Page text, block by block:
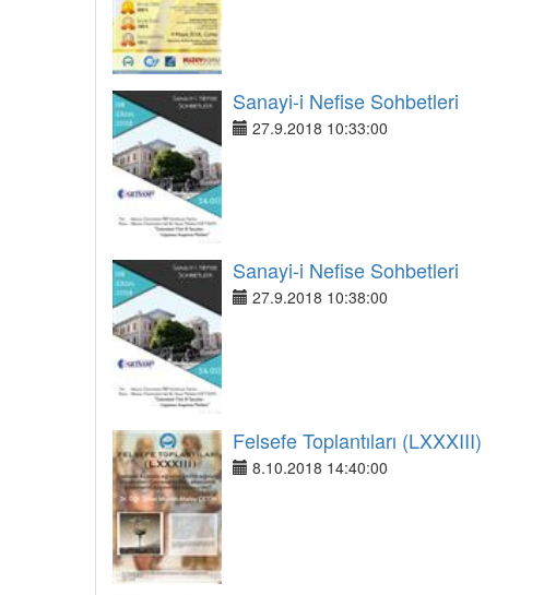
Sanayi-i Nefise Sohbetleri
27.9.2018 10:33:00
Sanayi-i Nefise Sohbetleri
27.9.2018 10:38:00
Felsefe Toplantıları (LXXXIII)
8.10.2018 14:40:00